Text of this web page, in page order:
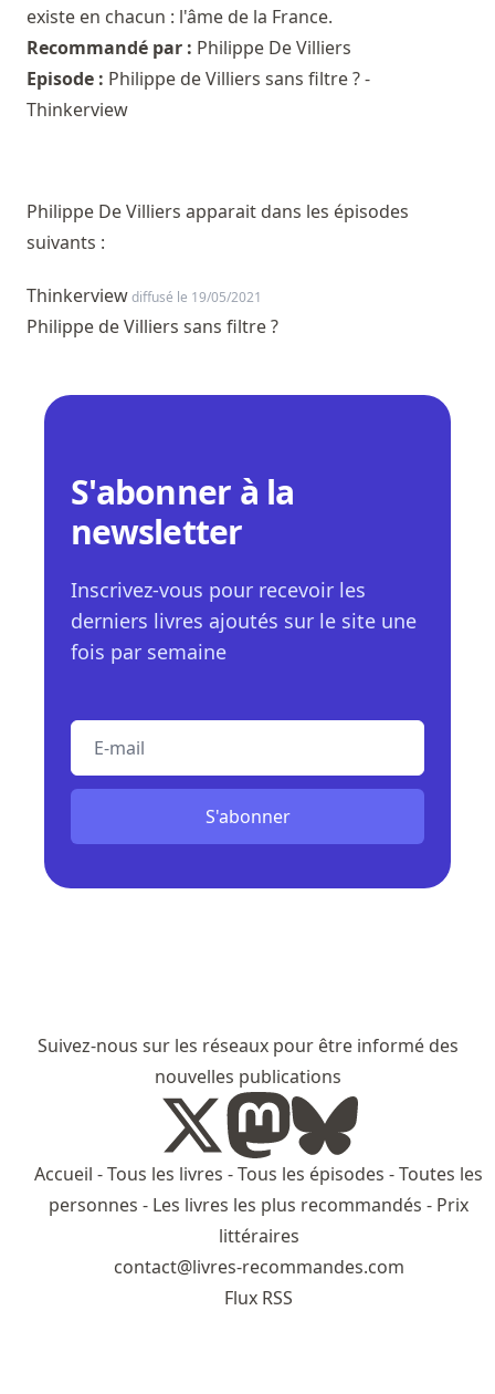
existe en chacun : l'âme de la France.
Recommandé par : Philippe De Villiers
Episode : Philippe de Villiers sans filtre ? -
Thinkerview
Philippe De Villiers apparait dans les épisodes
suivants :
Thinkerviewdiffusé le 19/05/2021
Philippe de Villiers sans filtre ?
S'abonner à la
newsletter
Inscrivez-vous pour recevoir les
derniers livres ajoutés sur le site une
fois par semaine
S'abonner
Suivez-nous sur les réseaux pour être informé des
nouvelles publications
Accueil -Tous les livres -Tous les épisodes -Toutes les
personnes - Les livres les plus recommandés - Prix
littéraires
contact@livres-recommandes.com
Flux RSS